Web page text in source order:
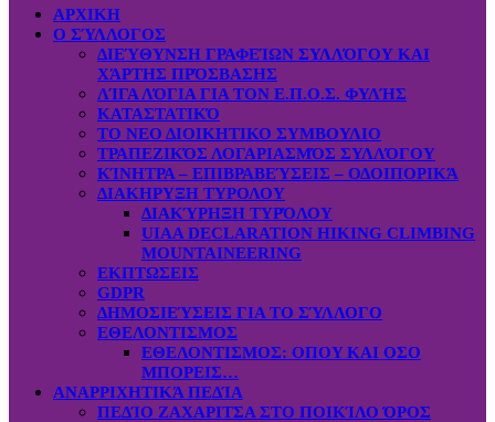
ΑΡΧΙΚΗ
Ο ΣΎΛΛΟΓΟΣ
ΔΙΕΎΘΥΝΣΗ ΓΡΑΦΕΊΩΝ ΣΥΛΛΌΓΟΥ ΚΑΙ
ΧΆΡΤΗΣ ΠΡΌΣΒΑΣΗΣ
ΛΊΓΑ ΛΌΓΙΑ ΓΙΑ ΤΟΝ Ε.Π.Ο.Σ. ΦΥΛΉΣ
ΚΑΤΑΣΤΑΤΙΚΌ
ΤΟ ΝΕΟ ΔΙΟΙΚΗΤΙΚΟ ΣΥΜΒΟΥΛΙΟ
ΤΡΑΠΕΖΙΚΌΣ ΛΟΓΑΡΙΑΣΜΌΣ ΣΥΛΛΌΓΟΥ
ΚΊΝΗΤΡΑ – ΕΠΙΒΡΑΒΕΎΣΕΙΣ – ΟΔΟΙΠΟΡΙΚΆ
ΔΙΑΚΗΡΥΞΗ ΤΥΡΟΛΟΥ
ΔΙΑΚΎΡΗΞΗ ΤΥΡΌΛΟΥ
UIAA DECLARATION HIKING CLIMBING
MOUNTAINEERING
ΕΚΠΤΩΣΕΙΣ
GDPR
ΔΗΜΟΣΙΕΎΣΕΙΣ ΓΙΑ ΤΟ ΣΎΛΛΟΓΟ
ΕΘΕΛΟΝΤΙΣΜΟΣ
ΕΘΕΛΟΝΤΙΣΜΟΣ: OΠOY KAI ΟΣΟ
ΜΠΟΡΕΙΣ…
ΑΝΑΡΡΙΧΗΤΙΚΆ ΠΕΔΊΑ
ΠΕΔΊΟ ΖΑΧΑΡΙΤΣΑ ΣΤΟ ΠΟΙΚΊΛΟ ΌΡΟΣ